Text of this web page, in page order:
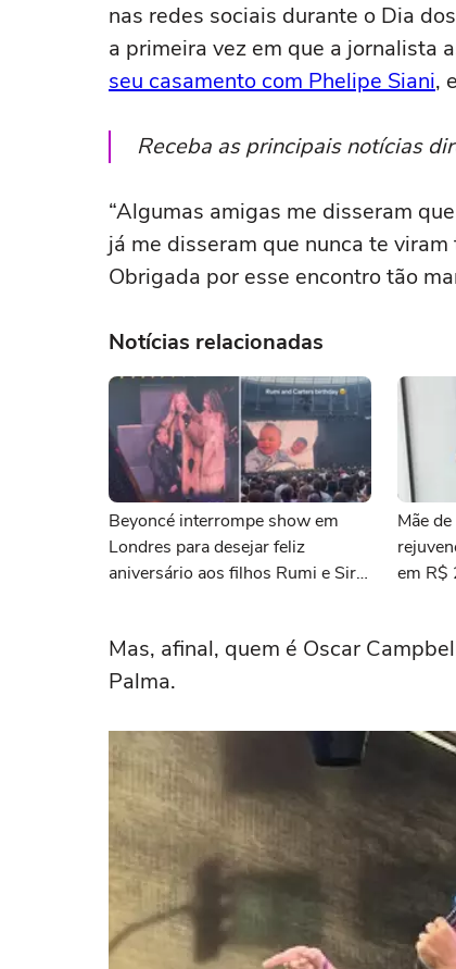
nas redes sociais durante o Dia
a primeira vez em que a jornalista
seu casamento com Phelipe Siani,
Receba as principais notícias
“Algumas amigas me disseram
já me disseram que nunca te
Obrigada por esse encontro tão
Notícias relacionadas
Beyoncé interrompe show em
Londres para desejar feliz
aniversário aos filhos Rumi e Sir:
Mãe
em R$
Mas, afinal, quem é Oscar
Palma.